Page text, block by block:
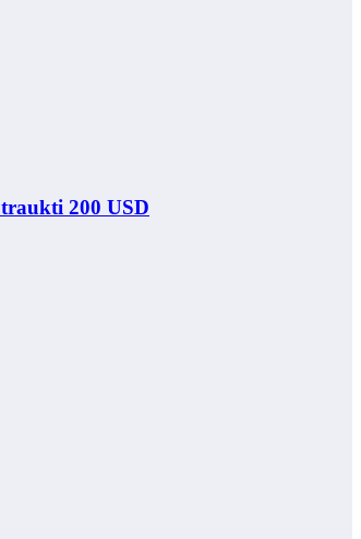
200 USD